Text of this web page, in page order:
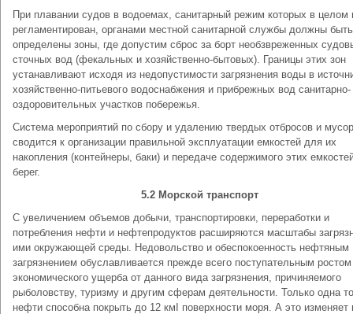
При плавании судов в водоемах, санитарный режим которых в целом
регламентирован, органами местной санитарной службы должны быть
определены зоны, где допустим сброс за борт необзвреженных
сточных вод (фекальных и хозяйственно-бытовых). Границы этих зон
устанавливают исходя из недопустимости загрязнения воды в
хозяйственно-питьевого водоснабжения и прибрежных вод санитарно-
оздоровительных участков побережья.
Система мероприятий по сбору и удалению твердых отбросов и
сводится к организации правильной эксплуатации емкостей для их
накопления (контейнеры, баки) и передаче содержимого этих
берег.
5.2 Морской транспорт
С увеличением объемов добычи, транспортировки, переработки и
потребления нефти и нефтепродуктов расширяются масштабы
ими окружающей среды. Недовольство и обеспокоенность нефтяным
загрязнением обуславливается прежде всего поступательным ростом
экономического ущерба от данного вида загрязнения, причиняемого
рыболовству, туризму и другим сферам деятельности. Только одна
нефти способна покрыть до 12 кмІ поверхности моря. А это изменяет